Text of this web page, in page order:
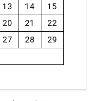
13 14
15
20 21
22
27 28
29